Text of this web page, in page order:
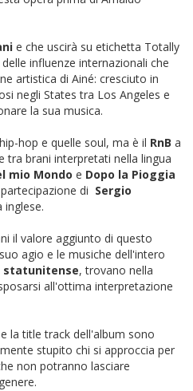
e che uscirà su etichetta Totally
influenze internazionali che
artistica di Ainé: cresciuto in
negli States tra Los Angeles e
la sua musica.
hop e quelle soul, ma è il RnB a
tra brani interpretati nella lingua
mio Mondo e Dopo la Pioggia
di Sergio
inglese.
il valore aggiunto di questo
agio e le musiche dell'intero
statunitense, trovano nella
all'ottima interpretazione
e la title track dell'album sono
stupito chi si approccia per
non potranno lasciare